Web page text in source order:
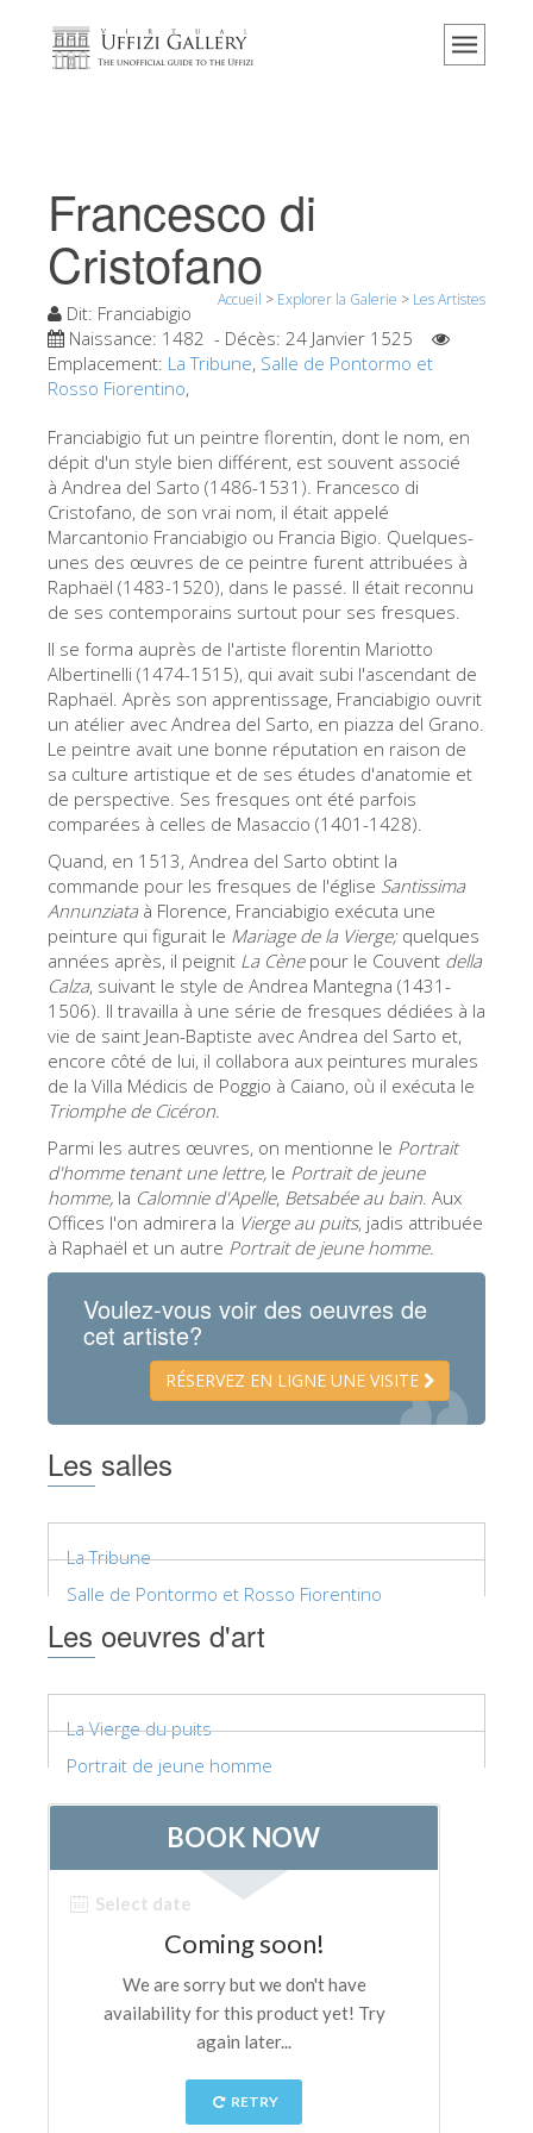
Accueil
Événements et expositions
L' avis des visiteurs
Contact
Explorer la Galerie
Visite virtuelle
Les Oeuvres
Les Salles
Les Artistes
Les nouvelles salles
Les autres Musées
Le Musée national du Bargello
Galerie de l'Académie
La Galerie Palatine
Les Chapelles Médicis
Le Musée de San Marco
Musée Archéologique
Opificio delle Pietre Dure
Le Musée Galilée
Le Jardin de Boboli
La tour d'Arnolfo
Le Corridor de Vasari
Le Palazzo Vecchio
Santa Maria Novella
la Basilique de Santa Croce
Réserver une visite guidée
Les billets coupe-file
ESPAÑOL
Francesco di
Cristofano
Accueil > Explorer la Galerie > Les Artistes
Dit: Franciabigio
Naissance: 1482 - Décès: 24 Janvier 1525
Emplacement: La Tribune, Salle de Pontormo et
Rosso Fiorentino,
Franciabigio fut un peintre florentin, dont le nom, en
dépit d'un style bien différent, est souvent associé
à Andrea del Sarto (1486-1531). Francesco di
Cristofano, de son vrai nom, il était appelé
Marcantonio Franciabigio ou Francia Bigio. Quelques-
unes des œuvres de ce peintre furent attribuées à
Raphaël (1483-1520), dans le passé. Il était reconnu
de ses contemporains surtout pour ses fresques.
Il se forma auprès de l'artiste florentin Mariotto
Albertinelli (1474-1515), qui avait subi l'ascendant de
Raphaël. Après son apprentissage, Franciabigio ouvrit
un atélier avec Andrea del Sarto, en piazza del Grano.
Le peintre avait une bonne réputation en raison de
sa culture artistique et de ses études d'anatomie et
de perspective. Ses fresques ont été parfois
comparées à celles de Masaccio (1401-1428).
Quand, en 1513, Andrea del Sarto obtint la
commande pour les fresques de l'église Santissima
Annunziataà Florence, Franciabigio exécuta une
peinture qui figurait le Mariage de la Vierge; quelques
années après, il peignit La Cène pour le Couvent della
Calza, suivant le style de Andrea Mantegna (1431-
1506). Il travailla à une série de fresques dédiées à la
vie de saint Jean-Baptiste avec Andrea del Sarto et,
encore côté de lui, il collabora aux peintures murales
de la Villa Médicis de Poggio à Caiano, où il exécuta le
Triomphe de Cicéron.
Parmi les autres œuvres, on mentionne le Portrait
d'homme tenant une lettre, le Portrait de jeune
homme, la Calomnie d'Apelle, Betsabée au bain. Aux
Offices l'on admirera la Vierge au puits, jadis attribuée
à Raphaël et un autre Portrait de jeune homme.
Voulez-vous voir des oeuvres de
cet artiste?
RÉSERVEZ EN LIGNE UNE VISITE
Les salles
La Tribune
Salle de Pontormo et Rosso Fiorentino
Les oeuvres d'art
La Vierge du puits
Portrait de jeune homme